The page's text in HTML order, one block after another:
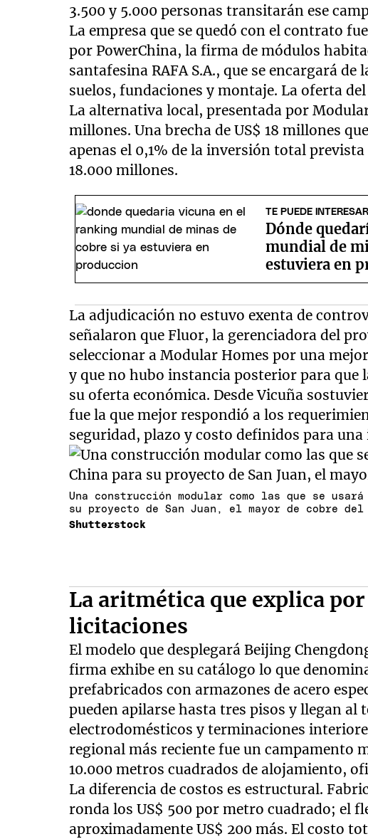
3.500 y 5.000 personas transitarán ese
La empresa que se quedó con el contrato
por PowerChina, la firma de módulos
santafesina RAFA S.A., que se encargará
suelos, fundaciones y montaje. La oferta
La alternativa local, presentada por
millones. Una brecha de US$ 18 millones
apenas el 0,1% de la inversión total
18.000 millones.
TE PUEDE INTERESAR
Dónde
mundial de
estuviera en
La adjudicación no estuvo exenta de
señalaron que Fluor, la gerenciadora del
seleccionar a Modular Homes por una
y que no hubo instancia posterior para
su oferta económica. Desde Vicuña
fue la que mejor respondió a los
seguridad, plazo y costo definidos para
Una construcción modular como las que se
su proyecto de San Juan, el mayor de cobre
Shutterstock
La aritmética que explica
licitaciones
El modelo que desplegará Beijing
firma exhibe en su catálogo lo que
prefabricados con armazones de acero
pueden apilarse hasta tres pisos y llegan
electrodomésticos y terminaciones
regional más reciente fue un campamento
10.000 metros cuadrados de alojamiento,
La diferencia de costos es estructural.
ronda los US$ 500 por metro cuadrado; el
aproximadamente US$ 200 más. El costo